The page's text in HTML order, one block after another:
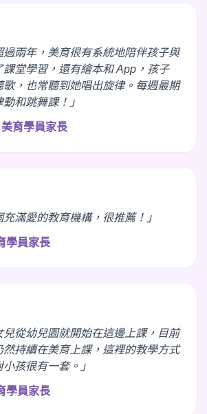
過兩年，美育很有系統地陪伴孩子與
課堂學習，還有繪本和 App，孩子
歌，也常聽到她唱出旋律。每週最期
和跳舞課！」
育學員家長
充滿愛的教育機構，很推薦！」
學員家長
兒從幼兒園就開始在這邊上課，目前
然持續在美育上課，這裡的教學方式
孩很有一套。」
學員家長